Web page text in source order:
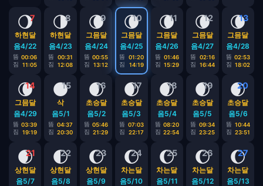
7
🌖
하현달
음4/22
뜸 00:06
짐
11:05
8
🌗
하현달
음4/23
뜸
00:31
짐
12:08
9
🌘
그믐달
음4/24
뜸 00:55
짐
13:12
10
🌘
그믐달
음4/25
뜸
01:20
짐
14:19
11
🌘
그믐달
음4/26
뜸 01:46
짐 15:29
12
🌘
그믐달
음4/27
뜸
02:16
짐
16:44
13
🌘
그믐달
음4/28
뜸 02:53
짐 18:02
14
🌘
그믐달
음4/29
뜸 03:39
짐
19:19
15
🌑
삭
음5/1
뜸 04:37
짐 20:30
16
🌒
초승달
음5/2
뜸 05:46
짐 21:29
17
🌒
초승달
음5/3
뜸 07:03
짐
22:17
18
🌒
초승달
음5/4
뜸 08:20
짐 22:54
19
🌒
초승달
음5/5
뜸 09:34
짐 23:25
20
🌒
초승달
음5/6
뜸 10:44
짐 23:51
21
🌒
상현달
음5/7
22
🌓
상현달
음5/8
23
🌔
상현달
음5/9
24
🌔
차는달
음5/10
25
🌔
차는달
음5/11
26
🌔
차는달
음5/12
27
🌔
차는달
음5/13